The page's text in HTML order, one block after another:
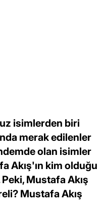
isimlerden biri
merak edilenler
olan isimler
Akış'ın kim olduğu
Mustafa Akış
Mustafa Akış